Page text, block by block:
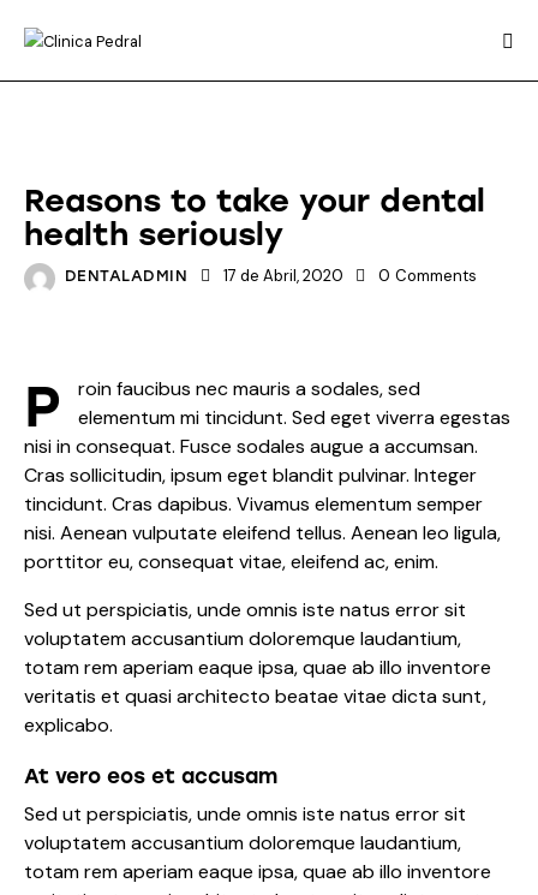
Reasons to take your dental
health seriously
DENTALADMIN 17 de Abril, 2020 0 Comments
P
roin faucibus nec mauris a sodales, sed
elementum mi tincidunt. Sed eget viverra egestas
nisi in consequat. Fusce sodales augue a accumsan.
Cras sollicitudin, ipsum eget blandit pulvinar. Integer
tincidunt. Cras dapibus. Vivamus elementum semper
nisi. Aenean vulputate eleifend tellus. Aenean leo ligula,
porttitor eu, consequat vitae, eleifend ac, enim.
Sed ut perspiciatis, unde omnis iste natus error sit
voluptatem accusantium doloremque laudantium,
totam rem aperiam eaque ipsa, quae ab illo inventore
veritatis et quasi architecto beatae vitae dicta sunt,
explicabo.
At vero eos et accusam
Sed ut perspiciatis, unde omnis iste natus error sit
voluptatem accusantium doloremque laudantium,
totam rem aperiam eaque ipsa, quae ab illo inventore